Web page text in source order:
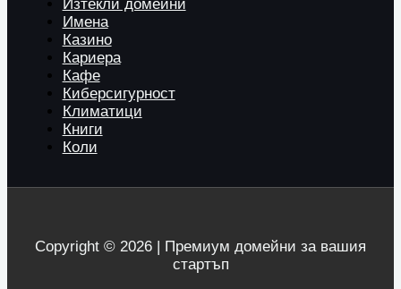
Изтекли домейни
Имена
Казино
Кариера
Кафе
Киберсигурност
Климатици
Книги
Коли
Copyright © 2026 | Премиум домейни за вашия
стартъп